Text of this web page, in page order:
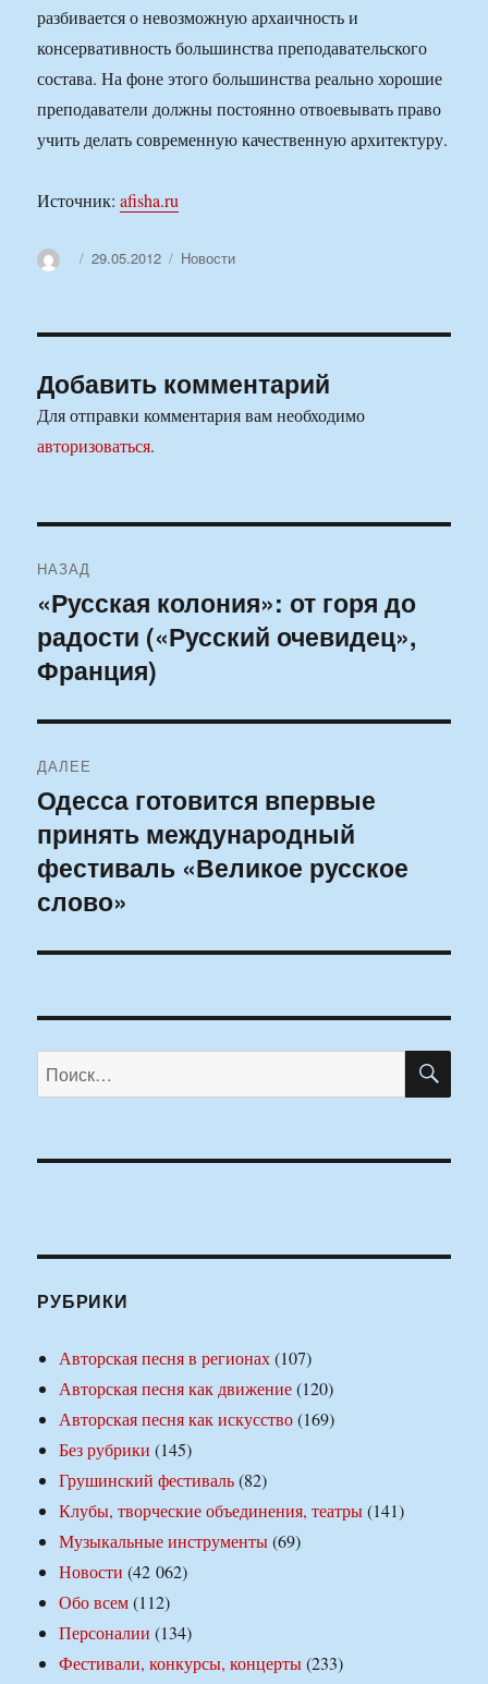
разбивается о невозможную архаичность и
консервативность большинства преподавательского
состава. На фоне этого большинства реально хорошие
преподаватели должны постоянно отвоевывать право
учить делать современную качественную архитектуру.
Источник:afisha.ru
АвторОпубликовано
29.05.2012 Рубрики
Новости
Добавить комментарий
Для отправки комментария вам необходимо
авторизоваться.
по
записям
НАЗАД
Предыдущая
запись:
«Русская колония»: от горя до
радости («Русский очевидец»,
Франция)
ДАЛЕЕ
Следующая
запись:
Одесса готовится впервые
принять международный
фестиваль «Великое русское
слово»
Искать:
РУБРИКИ
Авторская песня в регионах(107)
Авторская песня как движение(120)
Авторская песня как искусство(169)
Без рубрики (145)
Грушинский фестиваль(82)
Клубы, творческие объединения, театры(141)
Музыкальные инструменты(69)
Новости (42 062)
Обо всем(112)
Персоналии (134)
Фестивали, конкурсы, концерты(233)